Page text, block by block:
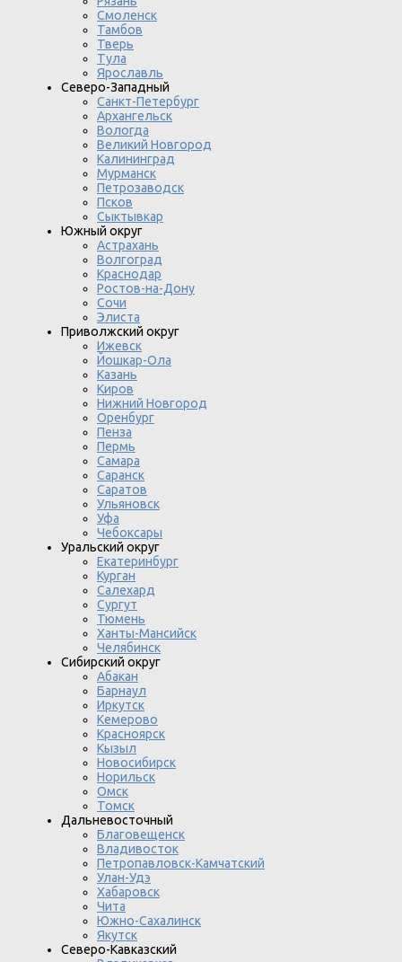
Смоленск
Тамбов
Тверь
Тула
Ярославль
Северо-Западный
Санкт-Петербург
Архангельск
Вологда
Великий Новгород
Калининград
Мурманск
Петрозаводск
Псков
Сыктывкар
Южный округ
Астрахань
Волгоград
Краснодар
Ростов-на-Дону
Сочи
Элиста
Приволжский округ
Ижевск
Йошкар-Ола
Казань
Киров
Нижний Новгород
Оренбург
Пенза
Пермь
Самара
Саранск
Саратов
Ульяновск
Уфа
Чебоксары
Уральский округ
Екатеринбург
Курган
Салехард
Сургут
Тюмень
Ханты-Мансийск
Челябинск
Сибирский округ
Абакан
Барнаул
Иркутск
Кемерово
Красноярск
Кызыл
Новосибирск
Норильск
Омск
Томск
Дальневосточный
Благовещенск
Владивосток
Петропавловск-Камчатский
Улан-Удэ
Хабаровск
Чита
Южно-Сахалинск
Якутск
Северо-Кавказский